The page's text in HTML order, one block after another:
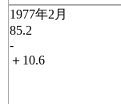
1977年2月
85.2
-
＋10.6